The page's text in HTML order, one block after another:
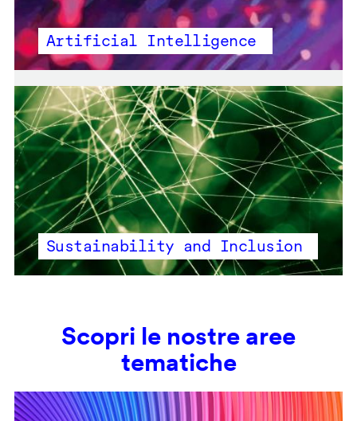
Artificial Intelligence
Sustainability and Inclusion
Scopri le nostre aree
tematiche